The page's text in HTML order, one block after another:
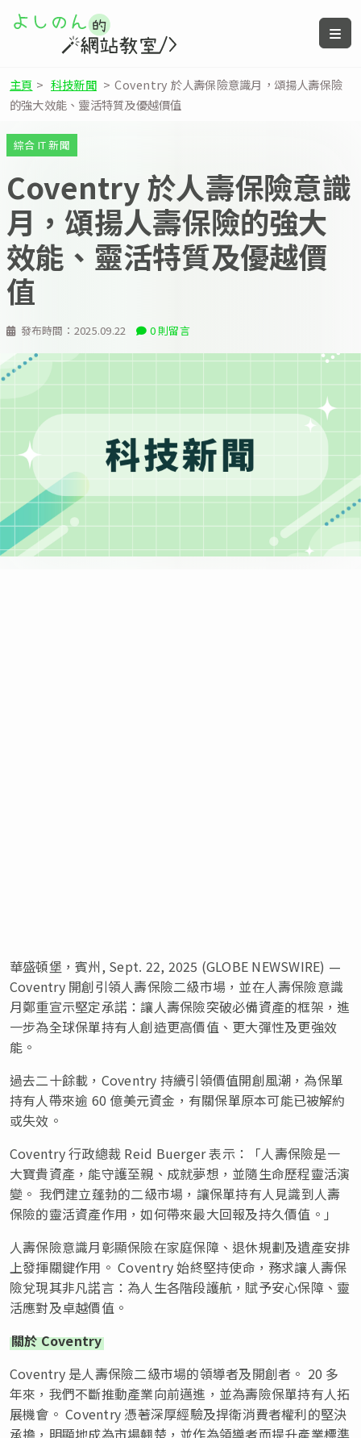
主頁 > 科技新聞 > Coventry 於人壽保險意識月，頌揚人壽保險
的強大效能、靈活特質及優越價值
發布時間： 2025.09.22 0 則留言
綜合 IT 新聞
Coventry 於人壽保險意識
月，頌揚人壽保險的強大
效能、靈活特質及優越價
值
華盛頓堡，賓州, Sept. 22, 2025 (GLOBE NEWSWIRE) —
Coventry 開創引領人壽保險二級市場，並在人壽保險意識
月鄭重宣示堅定承諾：讓人壽保險突破必備資產的框架，進
一步為全球保單持有人創造更高價值、更大彈性及更強效
能。
過去二十餘載，Coventry 持續引領價值開創風潮，為保單
持有人帶來逾 60 億美元資金，有關保單原本可能已被解約
或失效。
Coventry 行政總裁 Reid Buerger 表示：「人壽保險是一
大寶貴資產，能守護至親、成就夢想，並隨生命歷程靈活演
變。 我們建立蓬勃的二級市場，讓保單持有人見識到人壽
保險的靈活資產作用，如何帶來最大回報及持久價值。」
人壽保險意識月彰顯保險在家庭保障、退休規劃及遺產安排
上發揮關鍵作用。 Coventry 始終堅持使命，務求讓人壽保
險兌現其非凡諾言：為人生各階段護航，賦予安心保障、靈
活應對及卓越價值。
關於 Coventry
Coventry 是人壽保險二級市場的領導者及開創者。 20 多
年來，我們不斷推動產業向前邁進，並為壽險保單持有人拓
展機會。 Coventry 憑著深厚經驗及捍衛消費者權利的堅決
承擔，明顯地成為市場翹楚，並作為領導者而提升產業標準